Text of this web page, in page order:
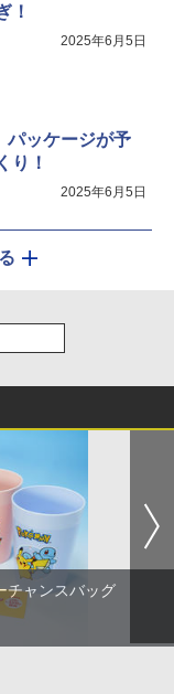
！
2025年6月5日
ッケージが予
り！
2025年6月5日
チャンスバッグ